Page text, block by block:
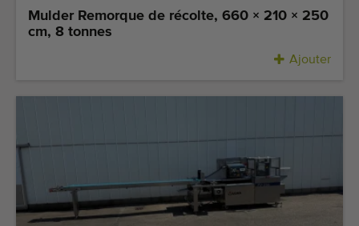
Équipement de qualité
Mulder Remorque de récolte, 660 × 210 × 250
cm, 8 tonnes
Ajouter